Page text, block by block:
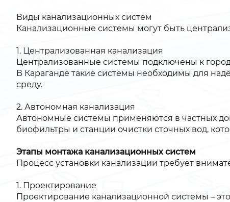
Виды канализационных систем
Канализационные системы могут быть
1. Централизованная канализация
Централизованные системы подключены к
В Караганде такие системы необходимы для
среду.
2. Автономная канализация
Автономные системы применяются в частных
биофильтры и станции очистки сточных вод,
Этапы монтажа канализационных систем
Процесс установки канализации требует
1. Проектирование
Проектирование канализационной системы –